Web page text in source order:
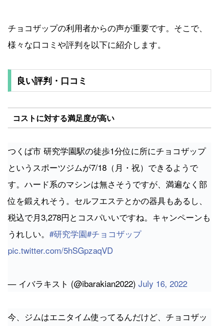
チョコザップの利用者からの声が重要です。そこで、
様々な口コミや評判を以下に紹介します。
良い評判・口コミ
コストに対する満足度が高い
つくば市 研究学園駅の徒歩1分位に所にチョコザップ
というスポーツジムが7/18（月・祝）できるようで
す。ハード系のマシンは無さそうですが、満遍なく部
位を鍛えれそう。セルフエステとかの器具もあるし、
税込で月3,278円とコスパいいですね。キャンペーンも
うれしい。 #研究学園#チョコザップ
pic.twitter.com/5hSGpzaqVD
— イバラキスト (@ibarakian2022) July 16, 2022
今、ジムはエニタイム使ってるんだけど、チョコザッ